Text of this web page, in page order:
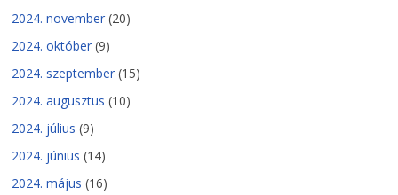
2024. november (20)
2024. október (9)
2024. szeptember (15)
2024. augusztus (10)
2024. július (9)
2024. június (14)
2024. május (16)